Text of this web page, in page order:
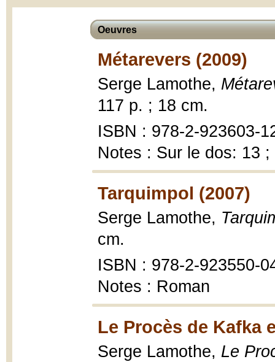
Oeuvres
Métarevers (2009)
Serge Lamothe,
117 p. ; 18 cm.
ISBN : 978-2-923603-
Notes : Sur le dos: 13 ;
Tarquimpol (2007)
Serge Lamothe,
cm.
ISBN : 978-2-923550-
Notes : Roman
Le Procès de Kafka
Serge Lamothe, Le